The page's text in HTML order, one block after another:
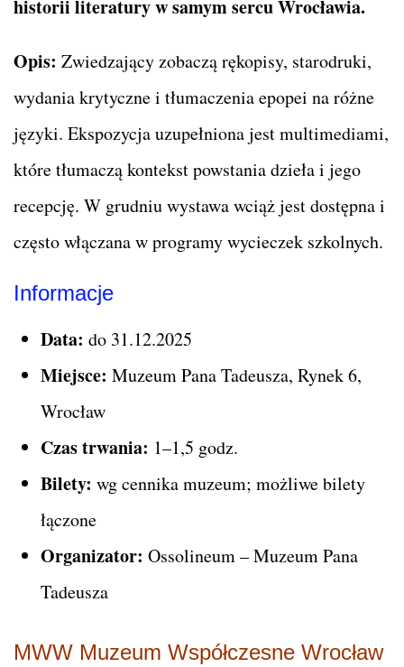
historii literatury w samym sercu Wrocławia.
Opis: Zwiedzający zobaczą rękopisy, starodruki,
wydania krytyczne i tłumaczenia epopei na różne
języki. Ekspozycja uzupełniona jest multimediami,
które tłumaczą kontekst powstania dzieła i jego
recepcję. W grudniu wystawa wciąż jest dostępna i
często włączana w programy wycieczek szkolnych.
Informacje
Data: do 31.12.2025
Miejsce: Muzeum Pana Tadeusza, Rynek 6,
Wrocław
Czas trwania: 1–1,5 godz.
Bilety: wg cennika muzeum; możliwe bilety
łączone
Organizator: Ossolineum – Muzeum Pana
Tadeusza
MWW Muzeum Współczesne Wrocław